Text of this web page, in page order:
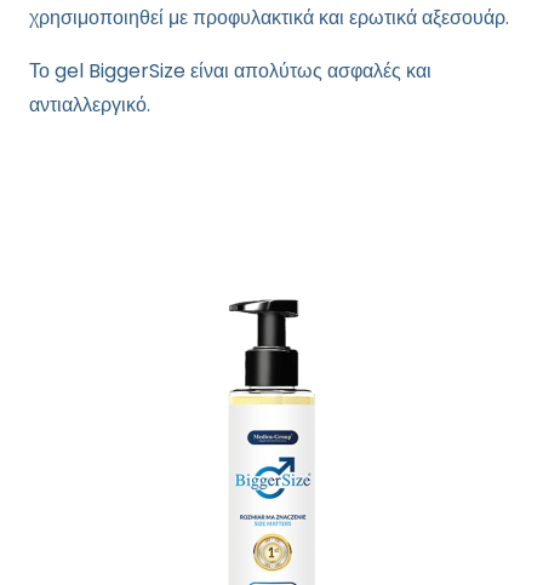
χρησιμοποιηθεί με προφυλακτικά και ερωτικά αξεσουάρ.
Το gel BiggerSize είναι απολύτως ασφαλές και
αντιαλλεργικό.